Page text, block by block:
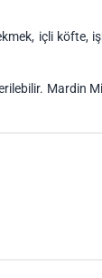
içli köfte,
Mardin